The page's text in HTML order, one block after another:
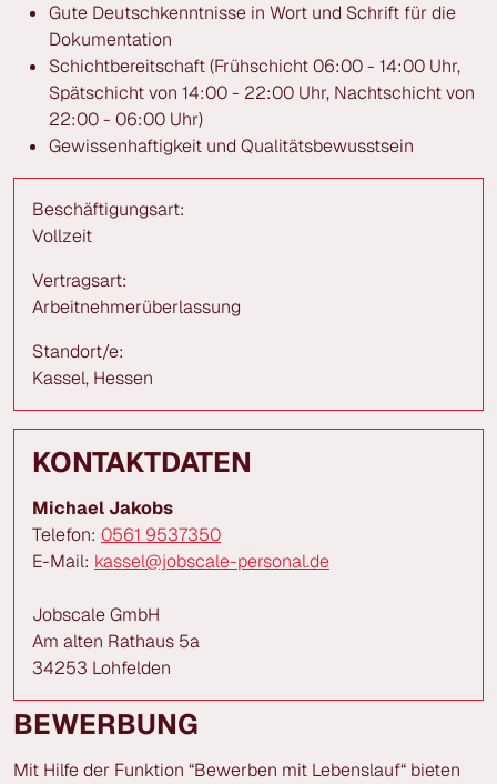
Gute Deutschkenntnisse in Wort und Schrift für die
Dokumentation
Schichtbereitschaft (Frühschicht 06:00 - 14:00 Uhr,
Spätschicht von 14:00 - 22:00 Uhr, Nachtschicht von
22:00 - 06:00 Uhr)
Gewissenhaftigkeit und Qualitätsbewusstsein
Beschäftigungsart:
Vollzeit
Vertragsart:
Arbeitnehmerüberlassung
Standort/e:
Kassel, Hessen
KONTAKTDATEN
Michael Jakobs
Telefon: 0561 9537350
E-Mail: kassel@jobscale-personal.de
Jobscale GmbH
Am alten Rathaus 5a
34253 Lohfelden
BEWERBUNG
Mit Hilfe der Funktion “Bewerben mit Lebenslauf“ bieten